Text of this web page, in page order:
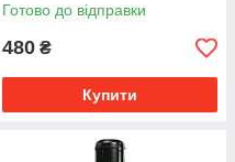
Готово до відправки
480 ₴
Купити